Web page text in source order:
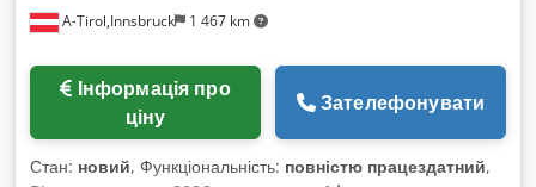
A-Tirol,Innsbruck 1 467 km
ціну
Зателефонувати
Стан: новий, Функціональність: повністю працездатний,